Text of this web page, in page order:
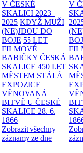
V ČESKÉ
SKALICI 2023–
2025 KDYŽ MUŽI
(NE)JDOU DO
BOJE 55 LET
FILMOVÉ
BABIČKY ČESKÁ
SKALICE 450 LET
MĚSTEM STÁLÁ
EXPOZICE
VĚNOVANÁ
BITVĚ U ČESKÉ
SKALICE 28. 6.
1866
Zobrazit všechny
záznamy ze dne
V